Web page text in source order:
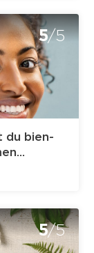
5/5
du bien-
5/5